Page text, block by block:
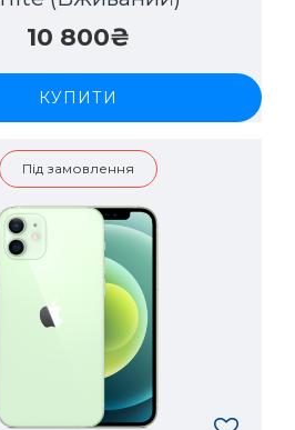
10 800₴
КУПИТИ
Під замовлення